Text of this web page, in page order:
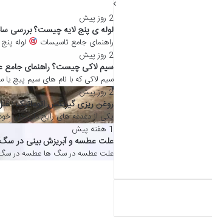
لوله ی پنج لایه چیست؟ بررسی ساختار، مزایا و
راهنمای جامع تاسیسات
لوله پنج لایه چیست؟
سیم لاکی چیست؟ راهنمای جامع علمی و
سیم لاکی که با نام های سیم پیچ یا سیم
روغن ریزی گیربکس اتوماتیک : علل عوارض و
یکی از دغدغه های رایج دارندگان خودروهای
علت عطسه و آبریزش بینی در سگ و گربه
علت عطسه در سگ ها عطسه در سگ ها پدیده ای